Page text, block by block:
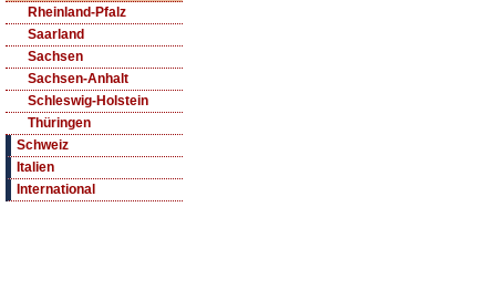
Rheinland-Pfalz
Saarland
Sachsen
Sachsen-Anhalt
Schleswig-Holstein
Thüringen
Schweiz
Italien
International